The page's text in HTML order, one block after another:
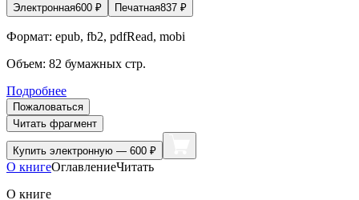
Электронная600 ₽ Печатная837 ₽
Формат: epub, fb2, pdfRead, mobi
Объем: 82 бумажных стр.
Подробнее
Пожаловаться
Читать фрагмент
Купить электронную — 600 ₽
О книгеОглавлениеЧитать
О книге